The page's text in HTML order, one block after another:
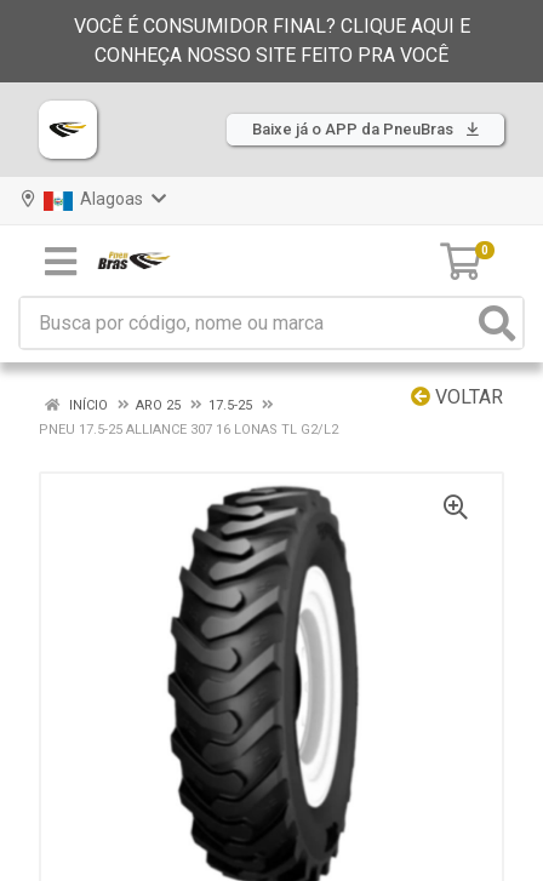
VOCÊ É CONSUMIDOR FINAL? CLIQUE AQUI E
CONHEÇA NOSSO SITE FEITO PRA VOCÊ
Baixe já o APP da PneuBras
Alagoas
0
VOLTAR
INÍCIO ARO 25
17.5-25
PNEU 17.5-25 ALLIANCE 307 16 LONAS TL G2/L2